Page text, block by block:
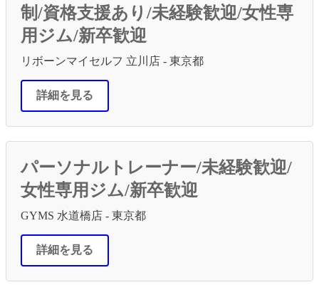
制/資格支援あり/未経験歓迎/女性専
用ジム/新卒歓迎
リボーンマイセルフ 立川店 - 東京都
詳細を見る
パーソナルトレーナー/未経験歓迎/
女性専用ジム/新卒歓迎
GYMS 水道橋店 - 東京都
詳細を見る